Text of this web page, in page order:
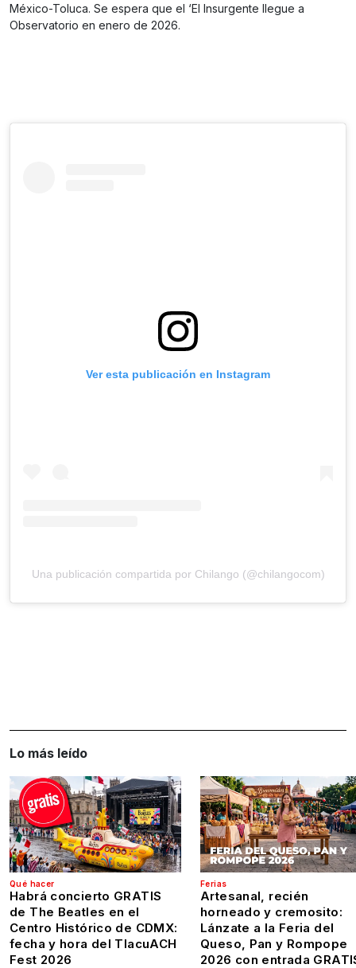
México-Toluca. Se espera que el ‘El Insurgente llegue a
Observatorio en enero de 2026.
Ver esta publicación en Instagram
Una publicación compartida por Chilango (@chilangocom)
Lo más leído
Qué hacer
Habrá concierto GRATIS
de The Beatles en el
Centro Histórico de CDMX:
fecha y hora del TlacuACH
Fest 2026
Ferias
Artesanal, recién
horneado y cremosito:
Lánzate a la Feria del
Queso, Pan y Rompope
2026 con entrada